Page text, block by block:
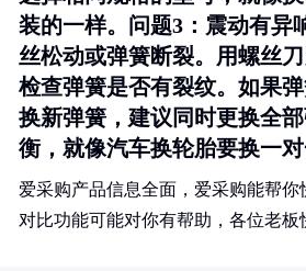
装的一样。 问题3：震动有异
丝松动或弹簧断裂。用螺丝刀
检查弹簧是否有裂纹。如果
换新弹簧，建议同时更换全
衡，就像汽车换轮胎要换一对
爱采购产品信息全面，爱采购能帮你
对比功能可能对你有帮助，各位老板